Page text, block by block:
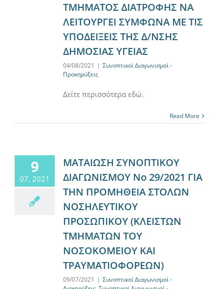
ΤΜΗΜΑΤΟΣ ΔΙΑΤΡΟΦΗΣ ΝΑ
ΛΕΙΤΟΥΡΓΕΙ ΣΥΜΦΩΝΑ ΜΕ ΤΙΣ
ΥΠΟΔΕΙΞΕΙΣ ΤΗΣ Δ/ΝΣΗΣ
ΔΗΜΟΣΙΑΣ ΥΓΕΙΑΣ
04/08/2021 | Συνοπτικοί Διαγωνισμοί -
Προκηρύξεις
Δείτε περισσότερα εδώ.
Read More
9
07, 2021
ΜΑΤΑΙΩΣΗ ΣΥΝΟΠΤΙΚΟΥ
ΔΙΑΓΩΝΙΣΜΟΥ Νο 29/2021 ΓΙΑ
ΤΗΝ ΠΡΟΜΗΘΕΙΑ ΣΤΟΛΩΝ
ΝΟΣΗΛΕΥΤΙΚΟΥ
ΠΡΟΣΩΠΙΚΟΥ (ΚΛΕΙΣΤΩΝ
ΤΜΗΜΑΤΩΝ ΤΟΥ
ΝΟΣΟΚΟΜΕΙΟΥ ΚΑΙ
ΤΡΑΥΜΑΤΙΟΦΟΡΕΩΝ)
09/07/2021 | Συνοπτικοί Διαγωνισμοί -